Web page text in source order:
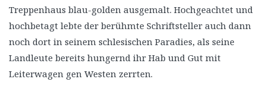
Treppenhaus blau-golden ausgemalt. Hochgeachtet und
hochbetagt lebte der berühmte Schriftsteller auch dann
noch dort in seinem schlesischen Paradies, als seine
Landleute bereits hungernd ihr Hab und Gut mit
Leiterwagen gen Westen zerrten.